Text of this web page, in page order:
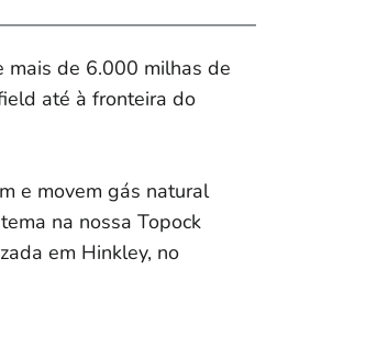
mais de 6.000 milhas de
até à fronteira do
e movem gás natural
na nossa Topock
em Hinkley, no